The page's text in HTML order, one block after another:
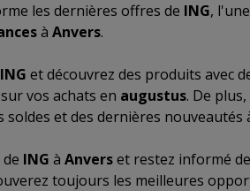
les dernières offres de ING,
à Anvers.
ING et découvrez des produits avec
vos achats en augustus. De
soldes et des dernières nouveautés
de ING à Anverset restez informé
toujours les meilleures